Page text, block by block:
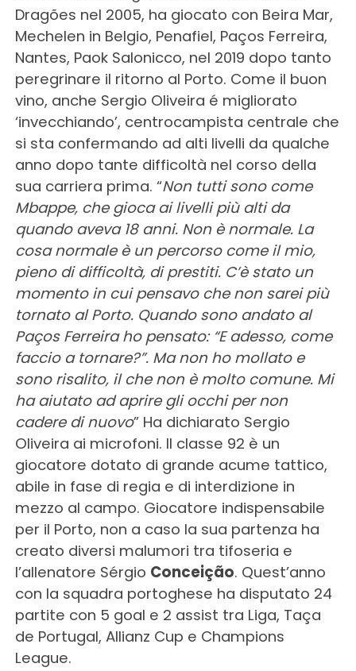
Dragões nel 2005, ha giocato con Beira Mar,
Mechelen in Belgio, Penafiel, Paços Ferreira,
Nantes, Paok Salonicco, nel 2019 dopo tanto
peregrinare il ritorno al Porto. Come il buon
vino, anche Sergio Oliveira é migliorato
‘invecchiando’, centrocampista centrale che
si sta confermando ad alti livelli da qualche
anno dopo tante difficoltà nel corso della
sua carriera prima. “Non tutti sono come
Mbappe, che gioca ai livelli più alti da
quando aveva 18 anni. Non è normale. La
cosa normale è un percorso come il mio,
pieno di difficoltà, di prestiti. C’è stato un
momento in cui pensavo che non sarei più
tornato al Porto. Quando sono andato al
Paços Ferreira ho pensato: “E adesso, come
faccio a tornare?”. Ma non ho mollato e
sono risalito, il che non è molto comune. Mi
ha aiutato ad aprire gli occhi per non
cadere di nuovo” Ha dichiarato Sergio
Oliveira ai microfoni. Il classe 92 è un
giocatore dotato di grande acume tattico,
abile in fase di regia e di interdizione in
mezzo al campo. Giocatore indispensabile
per il Porto, non a caso la sua partenza ha
creato diversi malumori tra tifoseria e
l’allenatore Sérgio Conceição. Quest’anno
con la squadra portoghese ha disputato 24
partite con 5 goal e 2 assist tra Liga, Taça
de Portugal, Allianz Cup e Champions
League.